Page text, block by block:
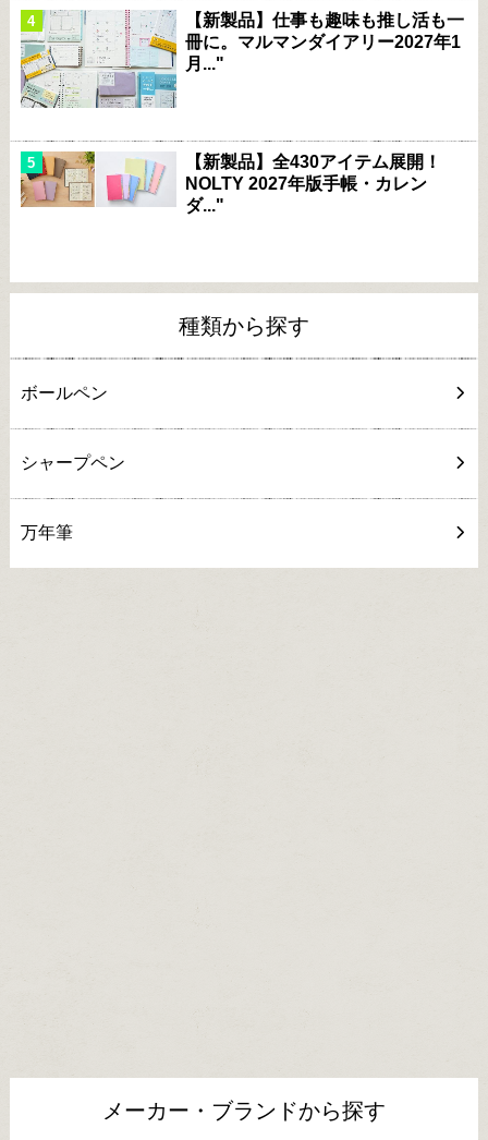
【新製品】仕事も趣味も推し活も一
冊に。マルマンダイアリー2027年1
月..."
【新製品】全430アイテム展開！
NOLTY 2027年版手帳・カレン
ダ..."
種類から探す
ボールペン
シャープペン
万年筆
メーカー・ブランドから探す